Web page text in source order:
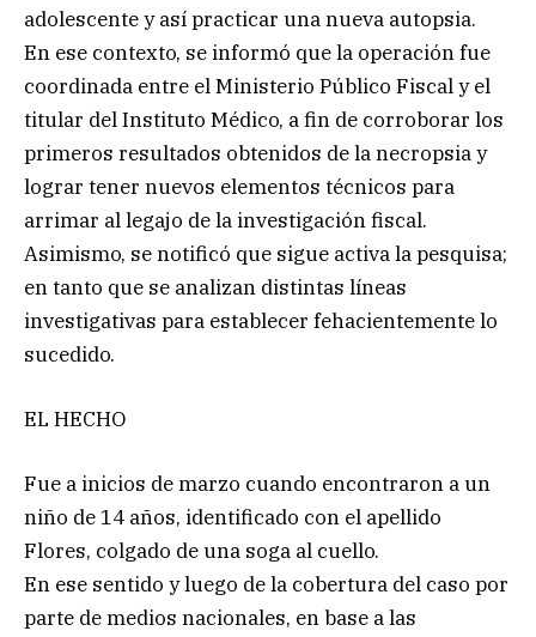
adolescente y así practicar una nueva autopsia.
En ese contexto, se informó que la operación fue
coordinada entre el Ministerio Público Fiscal y el
titular del Instituto Médico, a fin de corroborar los
primeros resultados obtenidos de la necropsia y
lograr tener nuevos elementos técnicos para
arrimar al legajo de la investigación fiscal.
Asimismo, se notificó que sigue activa la pesquisa;
en tanto que se analizan distintas líneas
investigativas para establecer fehacientemente lo
sucedido.
EL HECHO
Fue a inicios de marzo cuando encontraron a un
niño de 14 años, identificado con el apellido
Flores, colgado de una soga al cuello.
En ese sentido y luego de la cobertura del caso por
parte de medios nacionales, en base a las